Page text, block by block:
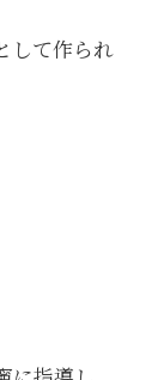
して作られ